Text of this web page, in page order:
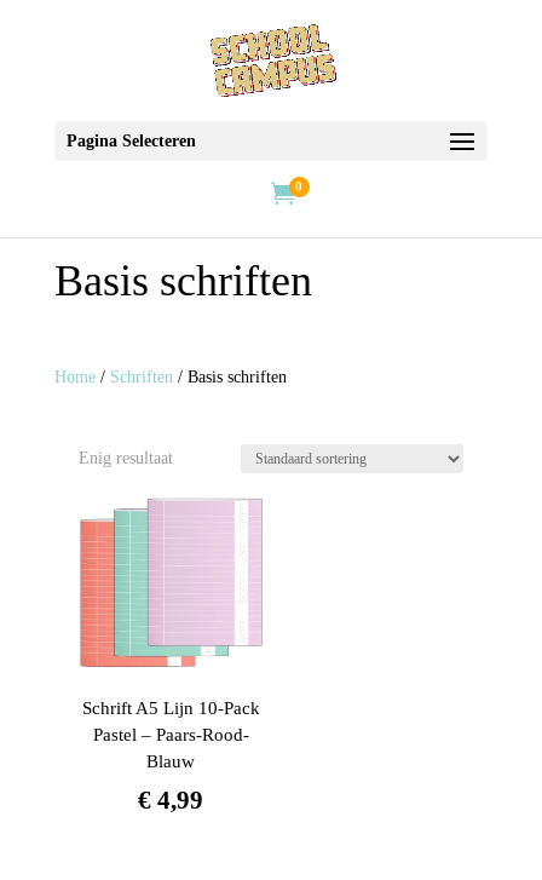
Pagina Selecteren
0
Basis schriften
Home/ Schriften/ Basis schriften
Enig resultaat
Schrift A5 Lijn 10-Pack
Pastel – Paars-Rood-
Blauw
€ 4,99